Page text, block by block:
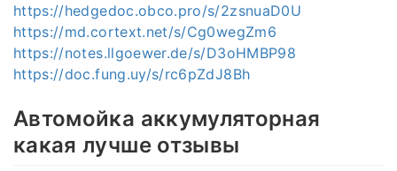
https://hedgedoc.obco.pro/s/2zsnuaD0U
https://md.cortext.net/s/Cg0wegZm6
https://notes.llgoewer.de/s/D3oHMBP98
https://doc.fung.uy/s/rc6pZdJ8Bh
Автомойка аккумуляторная
какая лучше отзывы